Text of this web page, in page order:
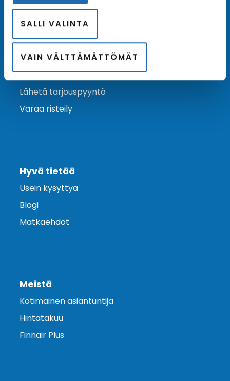
SALLI VALINTA
VAIN VÄLTTÄMÄTTÖMÄT
Ota yhteyttä
Asiakaspalvelu
Lähetä tarjouspyyntö
Varaa risteily
Hyvä tietää
Usein kysyttyä
Blogi
Matkaehdot
Meistä
Kotimainen asiantuntija
Hintatakuu
Finnair Plus